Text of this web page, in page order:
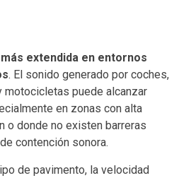
extendida en entornos
. El sonido generado por coches,
motocicletas puede alcanzar
en zonas con alta
o donde no existen barreras
contención sonora.
de pavimento, la velocidad